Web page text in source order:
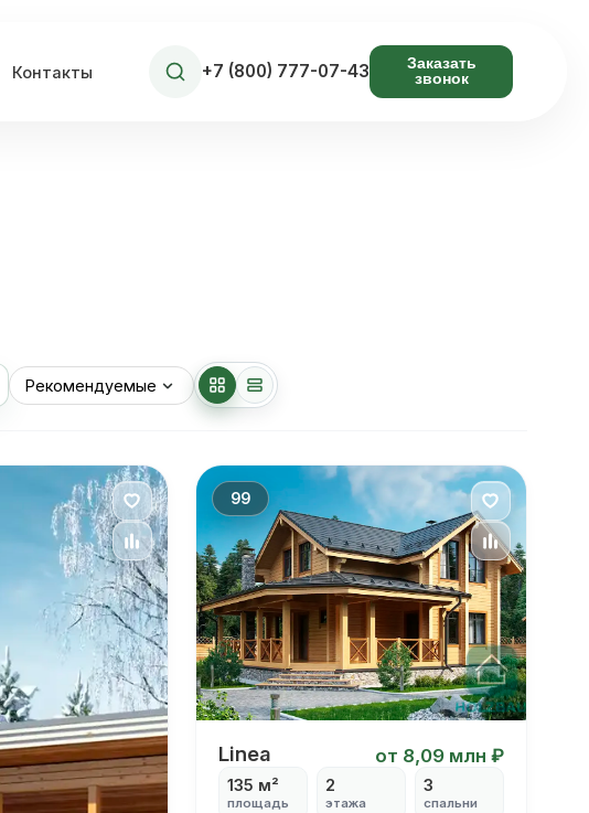
Контакты +7 (800) 777-07-43
Заказать
звонок
99
Linea
Linea от 8,09 млн ₽
135 м²
площадь
2
этажа
3
спальни